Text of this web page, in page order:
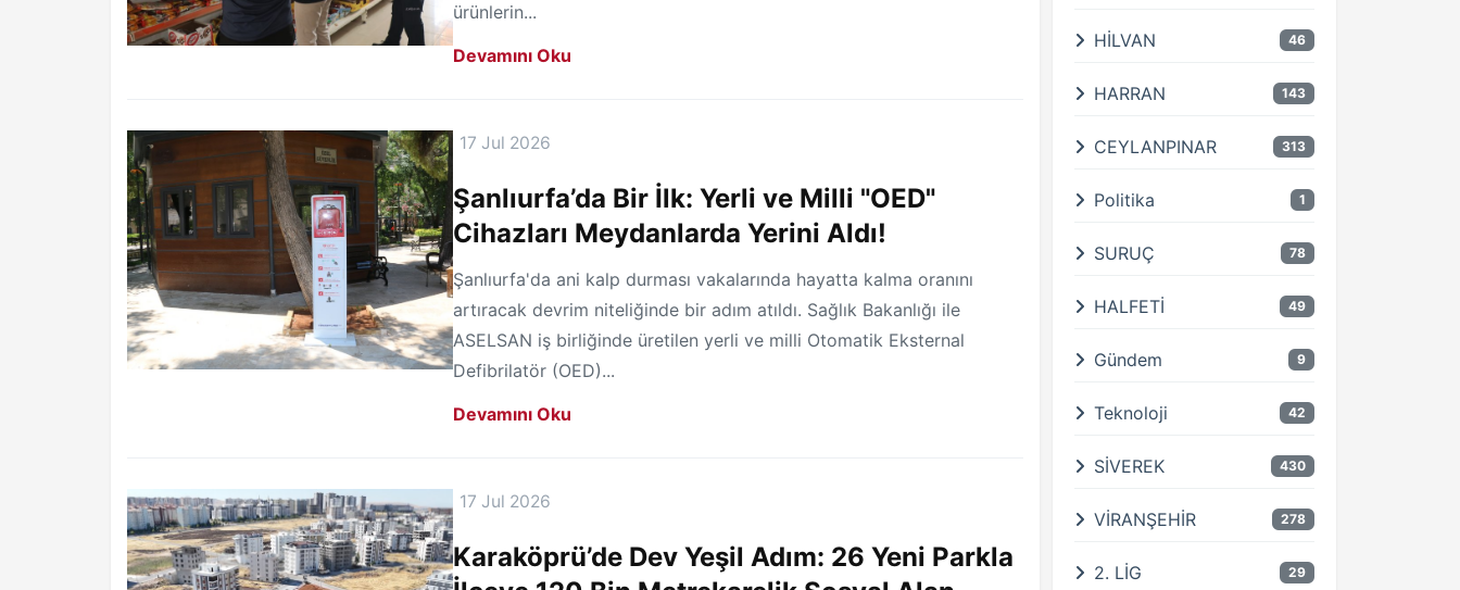
ürünlerin...
Devamını Oku
17 Jul 2026
Şanlıurfa’da Bir İlk: Yerli ve Milli "OED"
Cihazları Meydanlarda Yerini Aldı!
Şanlıurfa'da ani kalp durması vakalarında hayatta kalma oranını
artıracak devrim niteliğinde bir adım atıldı. Sağlık Bakanlığı ile
ASELSAN iş birliğinde üretilen yerli ve milli Otomatik Eksternal
Defibrilatör (OED)...
Devamını Oku
17 Jul 2026
Karaköprü’de Dev Yeşil Adım: 26 Yeni Parkla
HİLVAN 46
HARRAN 143
CEYLANPINAR 313
Politika 1
SURUÇ 78
HALFETİ 49
Gündem 9
Teknoloji 42
SİVEREK 430
VİRANŞEHİR 278
2. LİG 29